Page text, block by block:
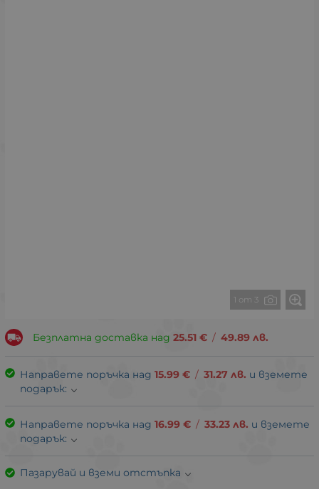
1 от 3
Безплатна доставка над 25.51 € / 49.89 лв.
Направете поръчка над 15.99 € / 31.27 лв. и вземете
подарък:
Направете поръчка над 16.99 € / 33.23 лв. и вземете
подарък:
Пазарувай и вземи отстъпка